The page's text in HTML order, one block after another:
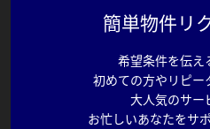
簡単物件リ
希望条件を伝え
初めての方やリピー
大人気のサー
お忙しいあなたをサ